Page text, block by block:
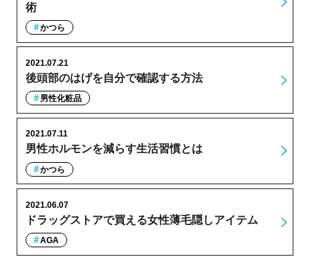
術
かつら
後頭部のはげを自分で確認する方法
2021.07.21
男性化粧品
男性ホルモンを減らす生活習慣とは
2021.07.11
かつら
ドラッグストアで買える女性薄毛隠しアイテム
2021.06.07
AGA